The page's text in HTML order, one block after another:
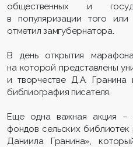
общественных и
в популяризации того
отметил замгубернатора.
В день открытия
на которой представлены
и творчестве Д.А.
библиография писателя.
Еще одна важная акция –
фондов сельских
Даниила Гранина»,